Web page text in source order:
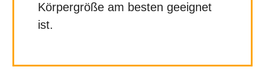
Körpergröße am besten geeignet
ist.